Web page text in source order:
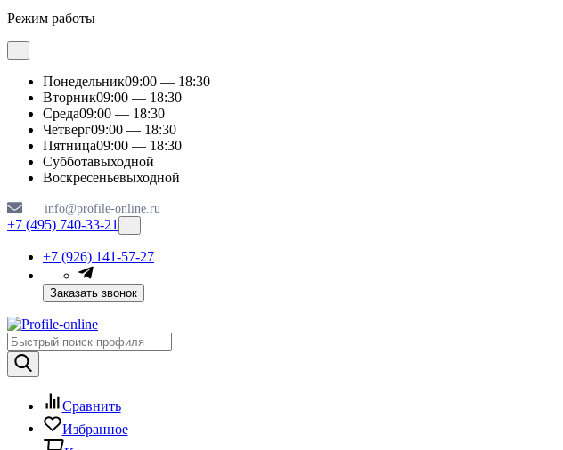
Режим работы
Понедельник09:00 — 18:30
Вторник09:00 — 18:30
Среда09:00 — 18:30
Четверг09:00 — 18:30
Пятница09:00 — 18:30
Субботавыходной
Воскресеньевыходной
info@profile-online.ru
+7 (495) 740-33-21
+7 (926) 141-57-27
Заказать звонок
Сравнить
Избранное